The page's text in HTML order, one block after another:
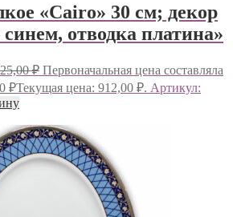
«Cairo» 30 см; декор
отводка платина»
₽ Первоначальная цена составляла
₽Текущая цена: 912,00 ₽. Артикул: